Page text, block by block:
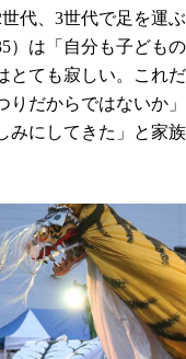
代、3世代で足を運ぶ
）は「自分も子どもの
とても寂しい。これだ
だからではないか」
みにしてきた」と家族